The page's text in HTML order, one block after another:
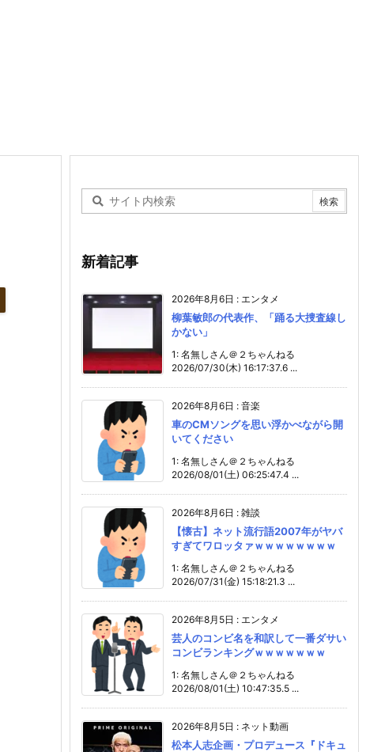
新着記事
2026年8月6日 : エンタメ
柳葉敏郎の代表作、「踊る大捜査線し
かない」
1: 名無しさん＠２ちゃんねる
2026/07/30(木) 16:17:37.6 ...
2026年8月6日 : 音楽
車のCMソングを思い浮かべながら開
いてください
1: 名無しさん＠２ちゃんねる
2026/08/01(土) 06:25:47.4 ...
2026年8月6日 : 雑談
【懐古】ネット流行語2007年がヤバ
すぎてワロッタァｗｗｗｗｗｗｗｗ
1: 名無しさん＠２ちゃんねる
2026/07/31(金) 15:18:21.3 ...
2026年8月5日 : エンタメ
芸人のコンビ名を和訳して一番ダサい
コンビランキングｗｗｗｗｗｗｗ
1: 名無しさん＠２ちゃんねる
2026/08/01(土) 10:47:35.5 ...
2026年8月5日 : ネット動画
松本人志企画・プロデュース『ドキュ